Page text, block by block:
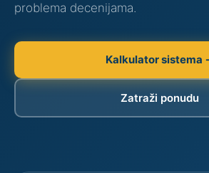
problema decenijama.
Kalkulator sistema
Zatraži ponudu